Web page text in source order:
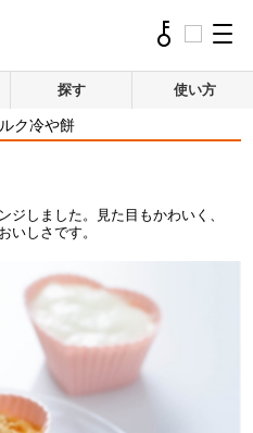
探す 使い方
ク冷や餅
しました。見た目もかわいく、
しさです。